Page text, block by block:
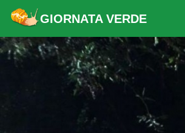
GIORNATA VERDE